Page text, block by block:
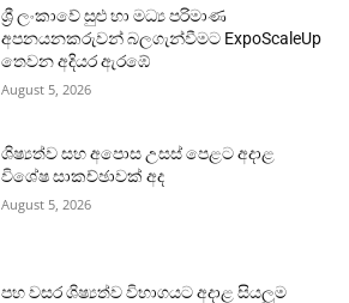
ශ්‍රී ලංකාවේ සුළු හා මධ්‍ය පරිමාණ
අපනයනකරුවන් බලගැන්වීමට ExpoScaleUp
තෙවන අදියර ඇරඹේ
August 5, 2026
ශිෂ්‍යත්ව සහ අපොස උසස් පෙළට අදාළ
විශේෂ සාකච්ඡාවක් අද
August 5, 2026
පහ වසර ශිෂ්‍යත්ව විභාගයට අදාළ සියලුම